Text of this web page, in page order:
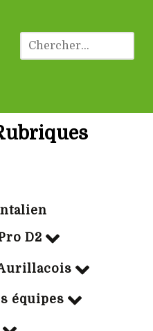
D2
équipes